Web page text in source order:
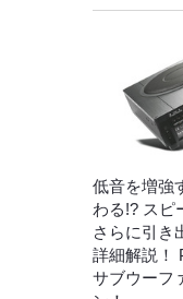
低音を増強
わる!? スピ
さらに引き
詳細解説！
サブウーフ